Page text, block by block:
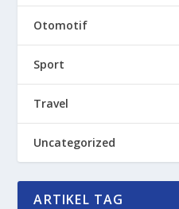
Otomotif
Sport
Travel
Uncategorized
ARTIKEL TAG